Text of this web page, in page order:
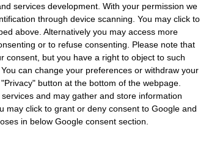
services development. With your permission we
through device scanning. You may click to
above. Alternatively you may access more
or to refuse consenting.
Please note that
consent, but you have a right to object to such
can change your preferences or withdraw your
button at the bottom of the webpage.
and may gather and store information
may click to grant or deny consent to Google and
in below Google consent section.